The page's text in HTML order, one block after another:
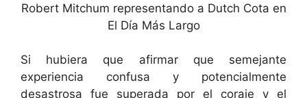
Robert Mitchum representando a Dutch Cota en
El Día Más Largo
Si hubiera que afirmar que semejante
experiencia confusa y potencialmente
desastrosa fue superada por el coraje y el